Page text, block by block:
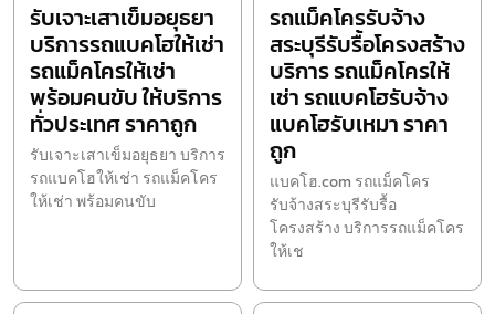
รับเจาะเสาเข็มอยุธยา
บริการรถแบคโฮให้เช่า
รถแม็คโครให้เช่า
พร้อมคนขับ ให้บริการ
ทั่วประเทศ ราคาถูก
รับเจาะเสาเข็มอยุธยา บริการ
รถแบคโฮให้เช่า รถแม็คโคร
ให้เช่า พร้อมคนขับ
รถแม็คโครรับจ้าง
สระบุรีรับรื้อโครงสร้าง
บริการ รถแม็คโครให้
เช่า รถแบคโฮรับจ้าง
แบคโฮรับเหมา ราคา
ถูก
แบคโฮ.com รถแม็คโคร
รับจ้างสระบุรีรับรื้อ
โครงสร้าง บริการรถแม็คโคร
ให้เช